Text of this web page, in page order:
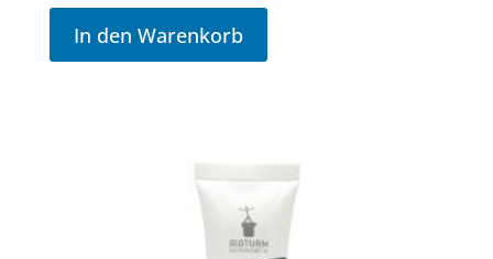
In den Warenkorb